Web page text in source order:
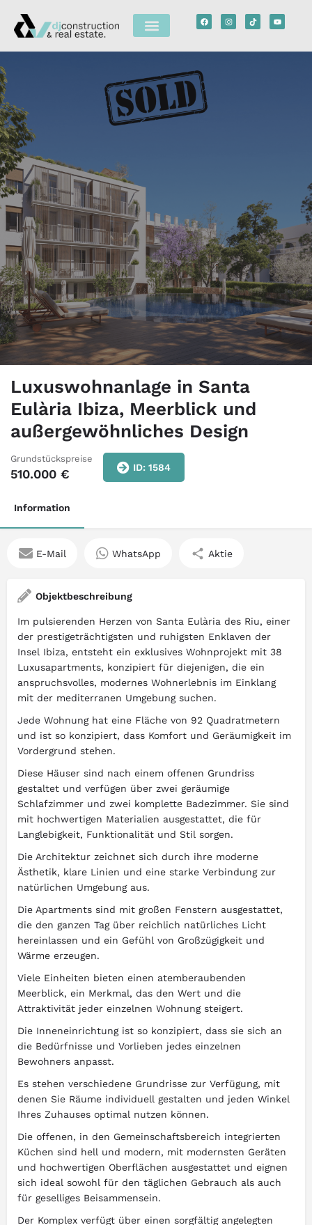
Luxuswohnanlage in Santa
Eulària Ibiza, Meerblick und
außergewöhnliches Design
Grundstückspreise
510.000 € ID: 1584
Information
E-Mail WhatsApp Aktie
Objektbeschreibung
Im pulsierenden Herzen von Santa Eulària des Riu, einer
der prestigeträchtigsten und ruhigsten Enklaven der
Insel Ibiza, entsteht ein exklusives Wohnprojekt mit 38
Luxusapartments, konzipiert für diejenigen, die ein
anspruchsvolles, modernes Wohnerlebnis im Einklang
mit der mediterranen Umgebung suchen.
Jede Wohnung hat eine Fläche von 92 Quadratmetern
und ist so konzipiert, dass Komfort und Geräumigkeit im
Vordergrund stehen.
Diese Häuser sind nach einem offenen Grundriss
gestaltet und verfügen über zwei geräumige
Schlafzimmer und zwei komplette Badezimmer. Sie sind
mit hochwertigen Materialien ausgestattet, die für
Langlebigkeit, Funktionalität und Stil sorgen.
Die Architektur zeichnet sich durch ihre moderne
Ästhetik, klare Linien und eine starke Verbindung zur
natürlichen Umgebung aus.
Die Apartments sind mit großen Fenstern ausgestattet,
die den ganzen Tag über reichlich natürliches Licht
hereinlassen und ein Gefühl von Großzügigkeit und
Wärme erzeugen.
Viele Einheiten bieten einen atemberaubenden
Meerblick, ein Merkmal, das den Wert und die
Attraktivität jeder einzelnen Wohnung steigert.
Die Inneneinrichtung ist so konzipiert, dass sie sich an
die Bedürfnisse und Vorlieben jedes einzelnen
Bewohners anpasst.
Es stehen verschiedene Grundrisse zur Verfügung, mit
denen Sie Räume individuell gestalten und jeden Winkel
Ihres Zuhauses optimal nutzen können.
Die offenen, in den Gemeinschaftsbereich integrierten
Küchen sind hell und modern, mit modernsten Geräten
und hochwertigen Oberflächen ausgestattet und eignen
sich ideal sowohl für den täglichen Gebrauch als auch
für geselliges Beisammensein.
Der Komplex verfügt über einen sorgfältig angelegten